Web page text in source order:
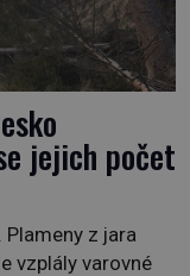
jejich počet
Plameny z jara
vzplály varovné